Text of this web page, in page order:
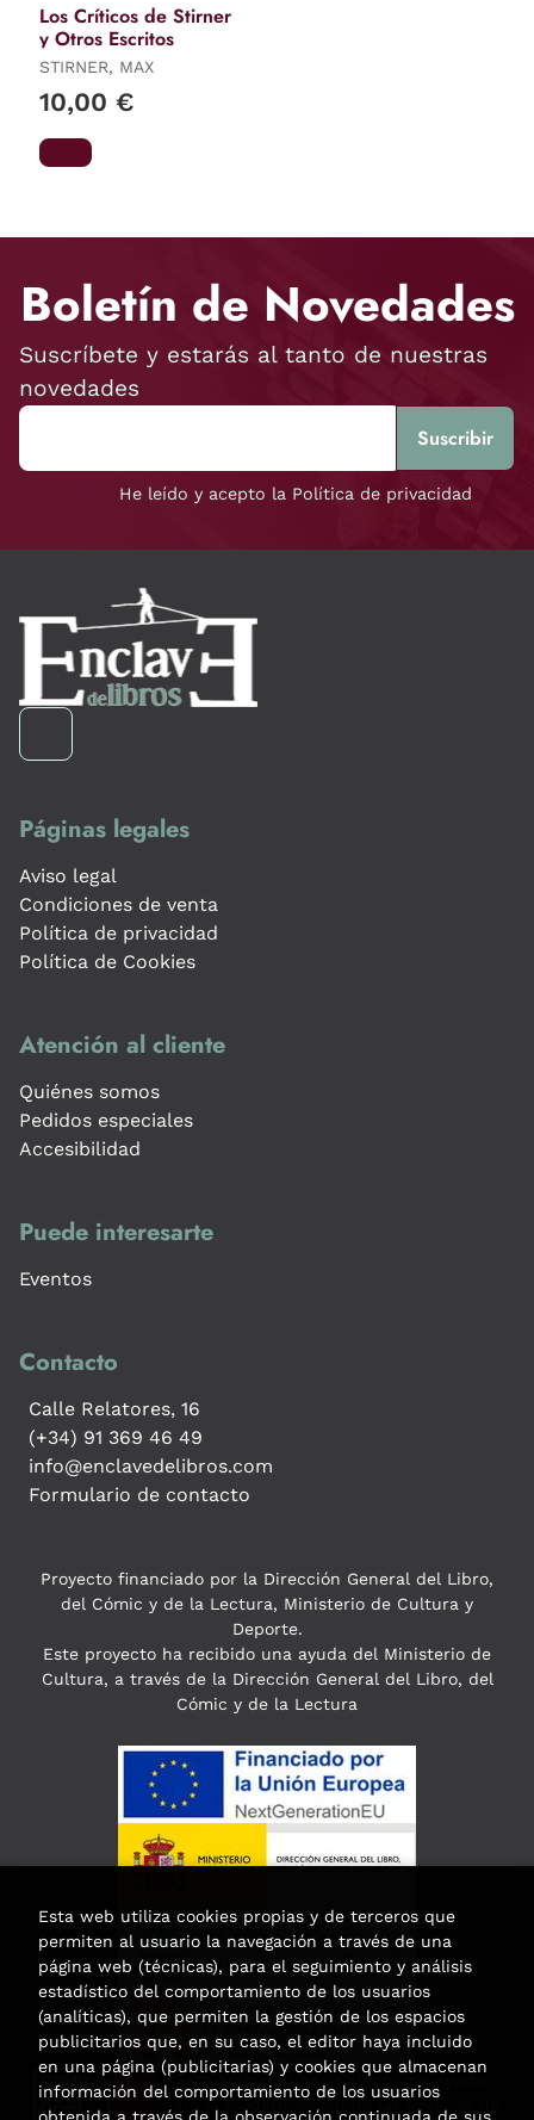
Los Críticos de Stirner
y Otros Escritos
STIRNER, MAX
10,00 €
Boletín de Novedades
Suscríbete y estarás al tanto de nuestras
novedades
He leído y acepto la Política de privacidad
Páginas legales
Aviso legal
Condiciones de venta
Política de privacidad
Política de Cookies
Atención al cliente
Quiénes somos
Pedidos especiales
Accesibilidad
Puede interesarte
Eventos
Contacto
Calle Relatores, 16
(+34) 91 369 46 49
info@enclavedelibros.com
Formulario de contacto
Proyecto financiado por la Dirección General del Libro,
del Cómic y de la Lectura, Ministerio de Cultura y
Deporte.
Este proyecto ha recibido una ayuda del Ministerio de
Cultura, a través de la Dirección General del Libro, del
Cómic y de la Lectura
Esta actividad ha recibido una ayuda
para la modernización de las librerías de
Esta web utiliza cookies propias y de terceros que
permiten al usuario la navegación a través de una
página web (técnicas), para el seguimiento y análisis
estadístico del comportamiento de los usuarios
(analíticas), que permiten la gestión de los espacios
publicitarios que, en su caso, el editor haya incluido
en una página (publicitarias) y cookies que almacenan
información del comportamiento de los usuarios